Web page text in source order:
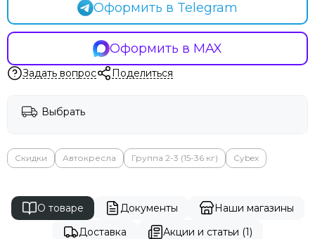
Оформить в Telegram
Оформить в MAX
Задать вопрос Поделиться
Выбрать
Скидки Автокресла Группа 2-3 (15-36 кг) Cybex
О товаре Документы
Наши магазины
Доставка
Акции и статьи (1)